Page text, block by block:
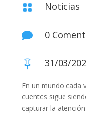
 Noticias
 0
 31/03/
En un mundo cada
cuentos sigue
capturar la